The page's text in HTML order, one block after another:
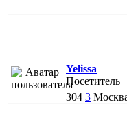
Yelissa
Посетитель
304 3